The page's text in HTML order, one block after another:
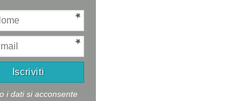
i dati si acconsente